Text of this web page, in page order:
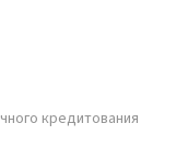
кредитования